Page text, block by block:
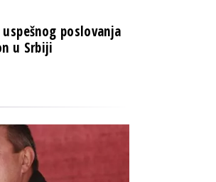
poslovanja
u Srbiji